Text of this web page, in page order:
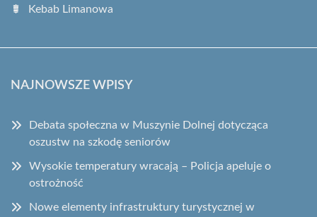
Kebab Limanowa
NAJNOWSZE WPISY
Debata społeczna w Muszynie Dolnej dotycząca
oszustw na szkodę seniorów
Wysokie temperatury wracają – Policja apeluje o
ostrożność
Nowe elementy infrastruktury turystycznej w